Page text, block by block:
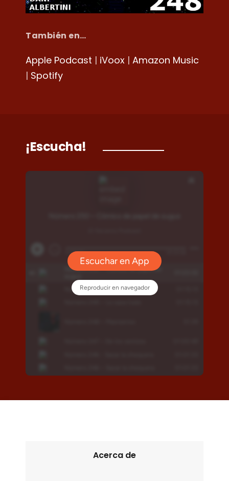
También en…
Apple Podcast | iVoox | Amazon Music
| Spotify
¡Escucha!
Acerca de